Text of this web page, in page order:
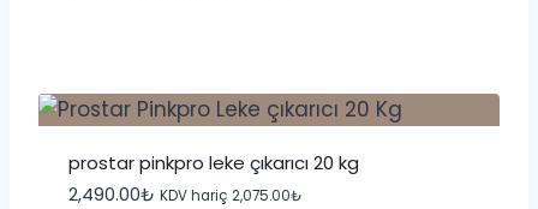
prostar pinkpro leke çıkarıcı 20 kg
2,490.00₺ KDV hariç 2,075.00₺